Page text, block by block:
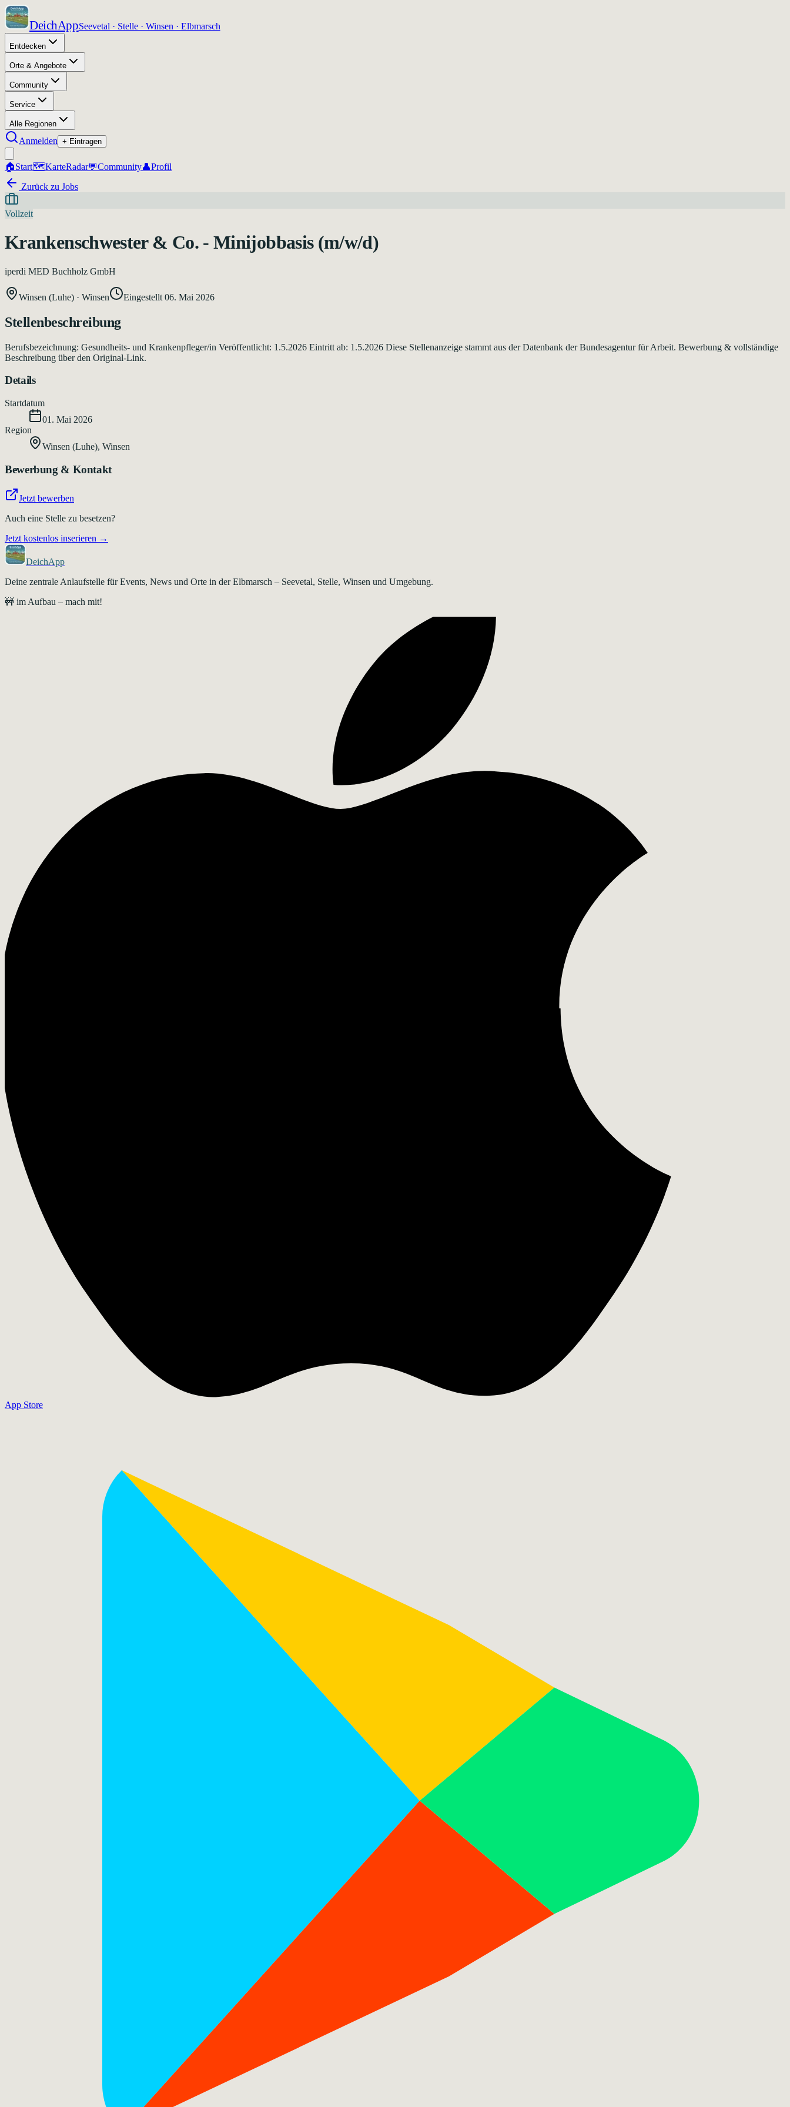
DeichAppSeevetal · Stelle · Winsen · Elbmarsch
Entdecken
Orte & Angebote
Community
Service
Alle Regionen
Anmelden + Eintragen
🏠Start🗺️KarteRadar💬Community👤Profil
Zurück zu Jobs
Vollzeit
Krankenschwester & Co. - Minijobbasis (m/w/d)
iperdi MED Buchholz GmbH
Winsen (Luhe) · Winsen Eingestellt 06. Mai 2026
Stellenbeschreibung
Berufsbezeichnung: Gesundheits- und Krankenpfleger/in Veröffentlicht: 1.5.2026 Eintritt ab: 1.5.2026 Diese Stellenanzeige stammt aus der Datenbank der Bundesagentur für Arbeit. Bewerbung & vollständige
Beschreibung über den Original-Link.
Details
Startdatum
01. Mai 2026
Region
Winsen (Luhe), Winsen
Bewerbung & Kontakt
Jetzt bewerben
Auch eine Stelle zu besetzen?
Jetzt kostenlos inserieren →
DeichApp
Deine zentrale Anlaufstelle für Events, News und Orte in der Elbmarsch – Seevetal, Stelle, Winsen und Umgebung.
🚧 im Aufbau – mach mit!
App Store